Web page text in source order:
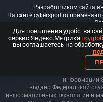
Разработчиком сайта
На сайте cybersport.ru
© ООО
ООО «Киберспорт.ру».
информации
выдано Федеральной
информационных технологий и
Для повышения удобства
сервис Яндекс.Метрика
вы соглашаетесь на